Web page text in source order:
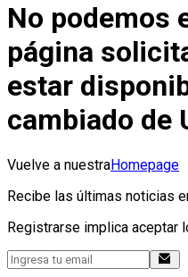
No podemos
página
estar
cambiado de
Vuelve a nuestraHomepage
Recibe las últimas noticias
Registrarse implica aceptar